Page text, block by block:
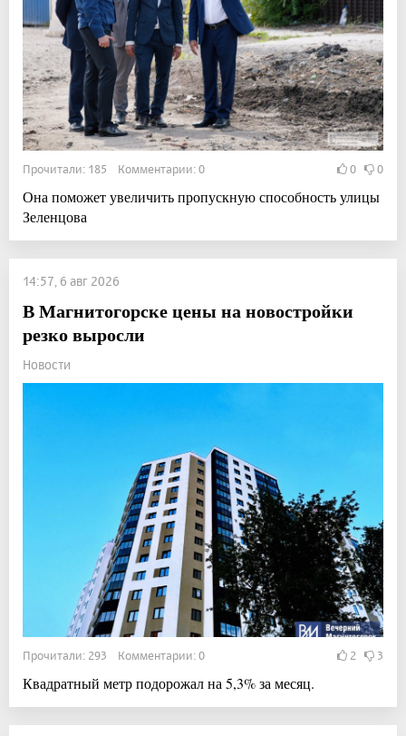
Прочитали: 185 Комментарии: 0 0 0
Она поможет увеличить пропускную способность улицы
Зеленцова
14:57, 6 авг 2026
В Магнитогорске цены на новостройки
резко выросли
Новости
Прочитали: 293 Комментарии: 0 2 3
Квадратный метр подорожал на 5,3% за месяц.